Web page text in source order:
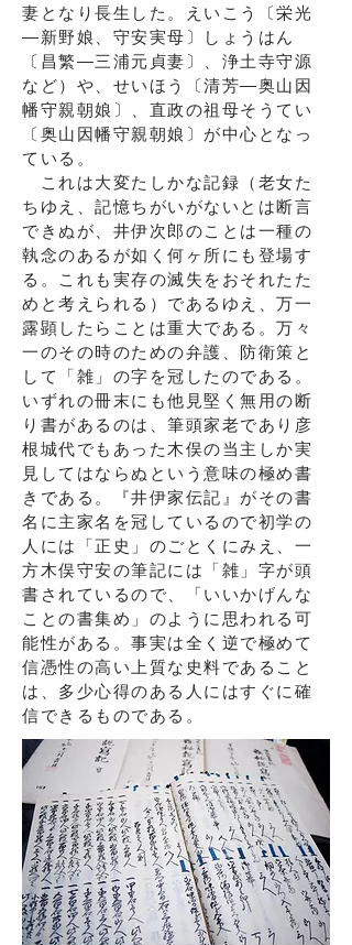
妻となり長生した。えいこう〔栄光
―新野娘、守安実母〕しょうはん
〔昌繁―三浦元貞妻〕、浄土寺守源
など）や、せいほう〔清芳―奥山因
幡守親朝娘〕、直政の祖母そうてい
〔奥山因幡守親朝娘〕が中心となっ
ている。
これは大変たしかな記録（老女た
ちゆえ、記憶ちがいがないとは断言
できぬが、井伊次郎のことは一種の
執念のあるが如く何ヶ所にも登場す
る。これも実存の滅失をおそれたた
めと考えられる）であるゆえ、万一
露顕したらことは重大である。万々
一のその時のための弁護、防衛策と
して「雑」の字を冠したのである。
いずれの冊末にも他見堅く無用の断
り書があるのは、筆頭家老であり彦
根城代でもあった木俣の当主しか実
見してはならぬという意味の極め書
きである。『井伊家伝記』がその書
名に主家名を冠しているので初学の
人には「正史」のごとくにみえ、一
方木俣守安の筆記には「雑」字が頭
書されているので、「いいかげんな
ことの書集め」のように思われる可
能性がある。事実は全く逆で極めて
信憑性の高い上質な史料であること
は、多少心得のある人にはすぐに確
信できるものである。